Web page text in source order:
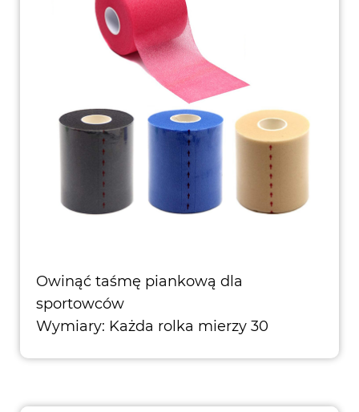
Owinąć taśmę piankową dla
sportowców
Wymiary: Każda rolka mierzy 30